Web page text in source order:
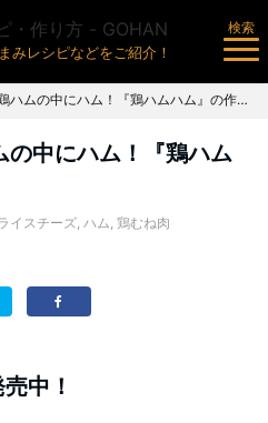
みレシピなどをご紹介！
検索
【簡単レシピ】鶏ハムの中にハム！『鶏ハムハム』の作り方
の中にハム！『鶏ハム
イスチーズ, ハム, 鶏むね肉
中！